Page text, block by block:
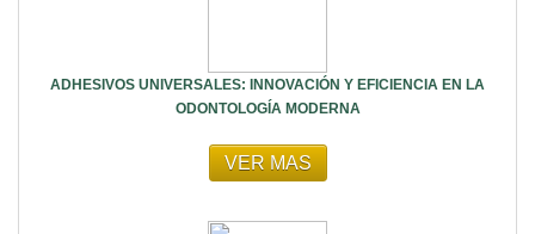
ADHESIVOS UNIVERSALES: INNOVACIÓN Y EFICIENCIA EN LA
ODONTOLOGÍA MODERNA
VER MAS